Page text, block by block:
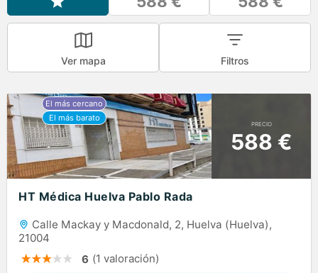
Ver mapa Filtros
PRECIO
588 €
HT Médica Huelva Pablo Rada
Calle Mackay y Macdonald, 2, Huelva (Huelva),
21004
6 (1 valoración)